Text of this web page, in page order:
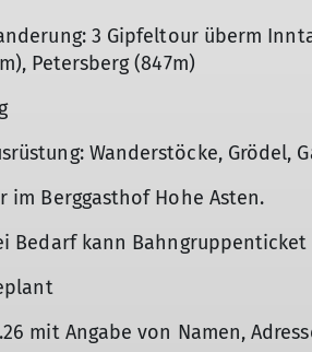
3 Gipfeltour überm
Petersberg (847m)
Wanderstöcke, Grödel,
im Berggasthof Hohe Asten.
Bedarf kann
mit Angabe von Namen,